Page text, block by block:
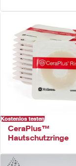
Kostenlos testen
CeraPlus™
Hautschutzringe